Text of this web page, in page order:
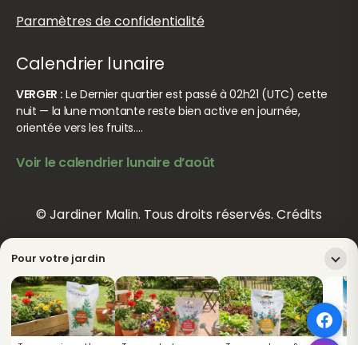
Pour votre jardin
Paramètres de confidentialité
Calendrier lunaire
VERGER : Le Dernier quartier est passé à 02h21 (UTC) cette
nuit — la lune montante reste bien active en journée,
orientée vers les fruits.…
Voir le calendrier lunaire d’août
© Jardiner Malin. Tous droits réservés. Crédits